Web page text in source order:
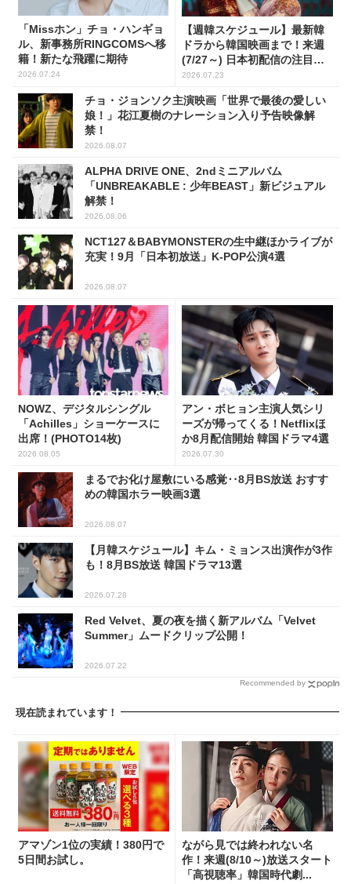
「Missホン」チョ・ハンギョ
ル、新事務所RINGCOMSへ移
籍！新たな飛躍に期待
2026.07.24
【週韓スケジュール】最新韓
ドラから韓国映画まで！来週
(7/27～) 日本初配信の注目作3
選
2026.07.23
チョ・ジョンソク主演映画「世界で最後の愛しい
娘！」花江夏樹のナレーション入り予告映像解
禁！
2026.08.07
ALPHA DRIVE ONE、2ndミニアルバム
「UNBREAKABLE : 少年BEAST」新ビジュアル
解禁！
2026.08.06
NCT127＆BABYMONSTERの生中継ほかライブが
充実！9月「日本初放送」K-POP公演4選
2026.08.07
NOWZ、デジタルシングル
「Achilles」ショーケースに
出席！(PHOTO14枚)
2026.08.05
アン・ボヒョン主演人気シリ
ーズが帰ってくる！Netflixほ
か8月配信開始 韓国ドラマ4選
2026.07.30
まるでお化け屋敷にいる感覚‥8月BS放送 おすす
めの韓国ホラー映画3選
2026.08.07
【月韓スケジュール】キム・ミョンス出演作が3作
も！8月BS放送 韓国ドラマ13選
2026.07.28
Red Velvet、夏の夜を描く新アルバム「Velvet
Summer」ムードクリップ公開！
2026.07.22
Recommended by
現在読まれています！
アマゾン1位の実績！380円で
5日間お試し。
ながら見では終われない名
作！来週(8/10～)放送スタート
「高視聴率」韓国時代劇...